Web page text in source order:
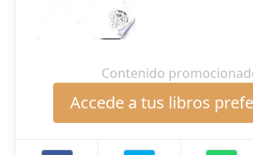
Contenido
Accede a tus libros